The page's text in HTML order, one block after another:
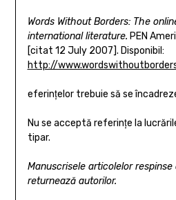
Words Without Borders: The
international literature. PEN
[citat 12 July 2007]. Disponibil:
http://
eferinţelor trebuie să se
Nu se acceptă referinţe la
tipar.
Manuscrisele articolelor
returnează autorilor.